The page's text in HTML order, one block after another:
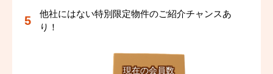
現在の会員数
他社にはない特別限定物件のご紹介チャンスあ
り！